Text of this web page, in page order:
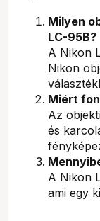
Milyen
LC-95B?
A Nikon
Nikon
Miért
Az
és
A Nikon
ami egy